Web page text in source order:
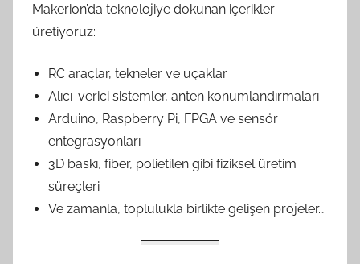
Makerion’da teknolojiye dokunan içerikler
üretiyoruz:
RC araçlar, tekneler ve uçaklar
Alıcı-verici sistemler, anten konumlandırmaları
Arduino, Raspberry Pi, FPGA ve sensör
entegrasyonları
3D baskı, fiber, polietilen gibi fiziksel üretim
süreçleri
Ve zamanla, toplulukla birlikte gelişen projeler…